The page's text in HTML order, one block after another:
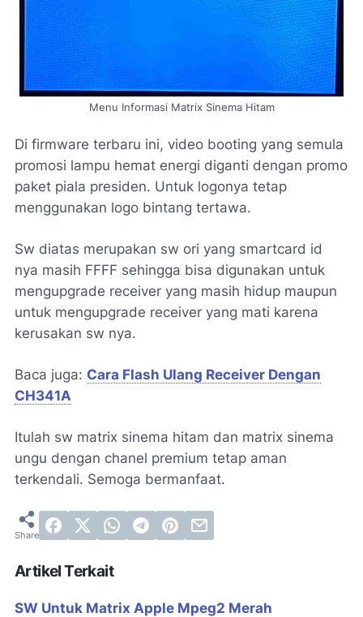
Menu Informasi Matrix Sinema Hitam
Di firmware terbaru ini, video booting yang semula
promosi lampu hemat energi diganti dengan promo
paket piala presiden. Untuk logonya tetap
menggunakan logo bintang tertawa.
Sw diatas merupakan sw ori yang smartcard id
nya masih FFFF sehingga bisa digunakan untuk
mengupgrade receiver yang masih hidup maupun
untuk mengupgrade receiver yang mati karena
kerusakan sw nya.
Baca juga: Cara Flash Ulang Receiver Dengan
CH341A
Itulah sw matrix sinema hitam dan matrix sinema
ungu dengan chanel premium tetap aman
terkendali. Semoga bermanfaat.
Artikel Terkait
SW Untuk Matrix Apple Mpeg2 Merah